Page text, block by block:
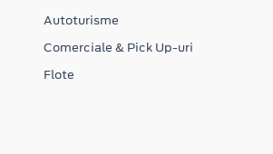
Autoturisme
Comerciale & Pick Up-uri
Flote